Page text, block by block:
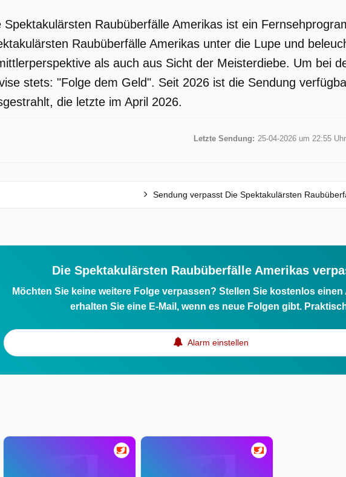
Spektakulärsten Raubüberfälle Amerikas ist ein
Raubüberfälle Amerikas unter die Lupe und
als auch aus Sicht der Meisterdiebe. Um bei
stets: "Folge dem Geld". Seit 2026 ist die Sendung
die letzte im April 2026.
Letzte Sendung: 25-04-2026 um 22:55 Uhr
Sendung verpasst Die Spektakulärsten
Die Spektakulärsten Raubüberfälle Amerikas
Möchten Sie keine weitere Folge verpassen? Stellen Sie kostenlos
erhalten Sie eine E-Mail, wenn es neue Folgen gibt.
Alarm einstellen